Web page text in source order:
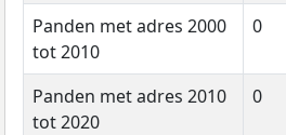
Panden met adres 2000
tot 2010
0
Panden met adres 2010
tot 2020
0